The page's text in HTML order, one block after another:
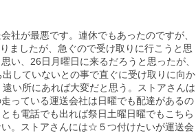
社が最悪です。連休でもあったのですが、
ましたが、急ぐので受け取りに行こうと思
い、26日月曜日に来るだろうと思ったが、
していないとの事で直ぐに受け取りに向か
い所にあれば大変だと思う。ストアさんは
っている運送会社は日曜でも配達があるの
も電話でも出れば祭日土曜日曜でもこちら
。ストアさんには☆５つ付けたいが運送会